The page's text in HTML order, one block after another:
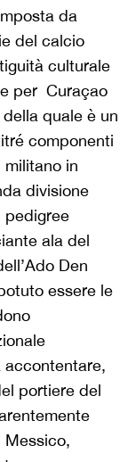
da
del calcio
culturale
per Curaçao
quale è un
componenti
in
divisione
pedigree
ala del
Den
essere le
accontentare,
portiere del
Messico,